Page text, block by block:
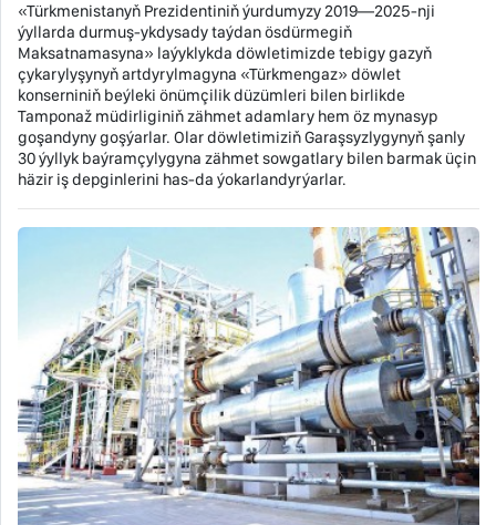
«Türkmenistanyň Prezidentiniň ýurdumyzy 2019—2025-nji
ýyllarda durmuş-ykdysady taýdan ösdürmegiň
Maksatnamasyna» laýyklykda döwletimizde tebigy gazyň
çykarylyşynyň artdyrylmagyna «Türkmengaz» döwlet
konserniniň beýleki önümçilik düzümleri bilen birlikde
Tamponaž müdirliginiň zähmet adamlary hem öz mynasyp
goşandyny goşýarlar. Olar döwletimiziň Garaşsyzlygynyň şanly
30 ýyllyk baýramçylygyna zähmet sowgatlary bilen barmak üçin
häzir iş depginlerini has-da ýokarlandyrýarlar.